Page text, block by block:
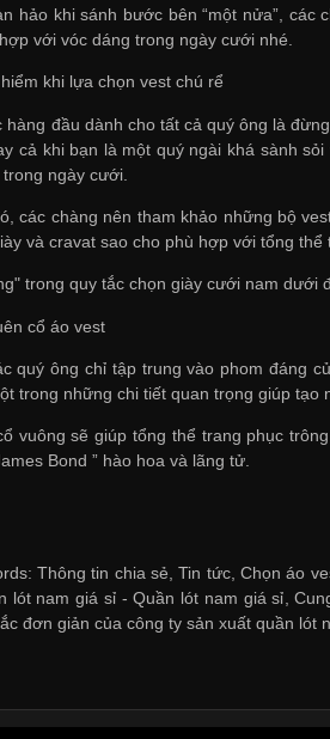
hảo khi sánh bước bên “một nửa”,
với vóc dáng trong ngày cưới nhé.
khi lựa chọn vest chú rể
hàng đầu dành cho tất cả quý ông là
cả khi bạn là một quý ngài khá sành
ngày cưới.
các chàng nên tham khảo những bộ
và cravat sao cho phù hợp với tổng thể
trong quy tắc chọn giày cưới nam dưới
cổ áo vest
quý ông chỉ tập trung vào phom đáng
trong những chi tiết quan trọng giúp
vuông sẽ giúp tổng thể trang phục
Bond ” hào hoa và lãng tử.
Thông tin chia sẻ, Tin tức, Chọn áo
lót nam giá sỉ -Quần lót nam giá sỉ ,
đơn giản của công ty sản xuất quần lót